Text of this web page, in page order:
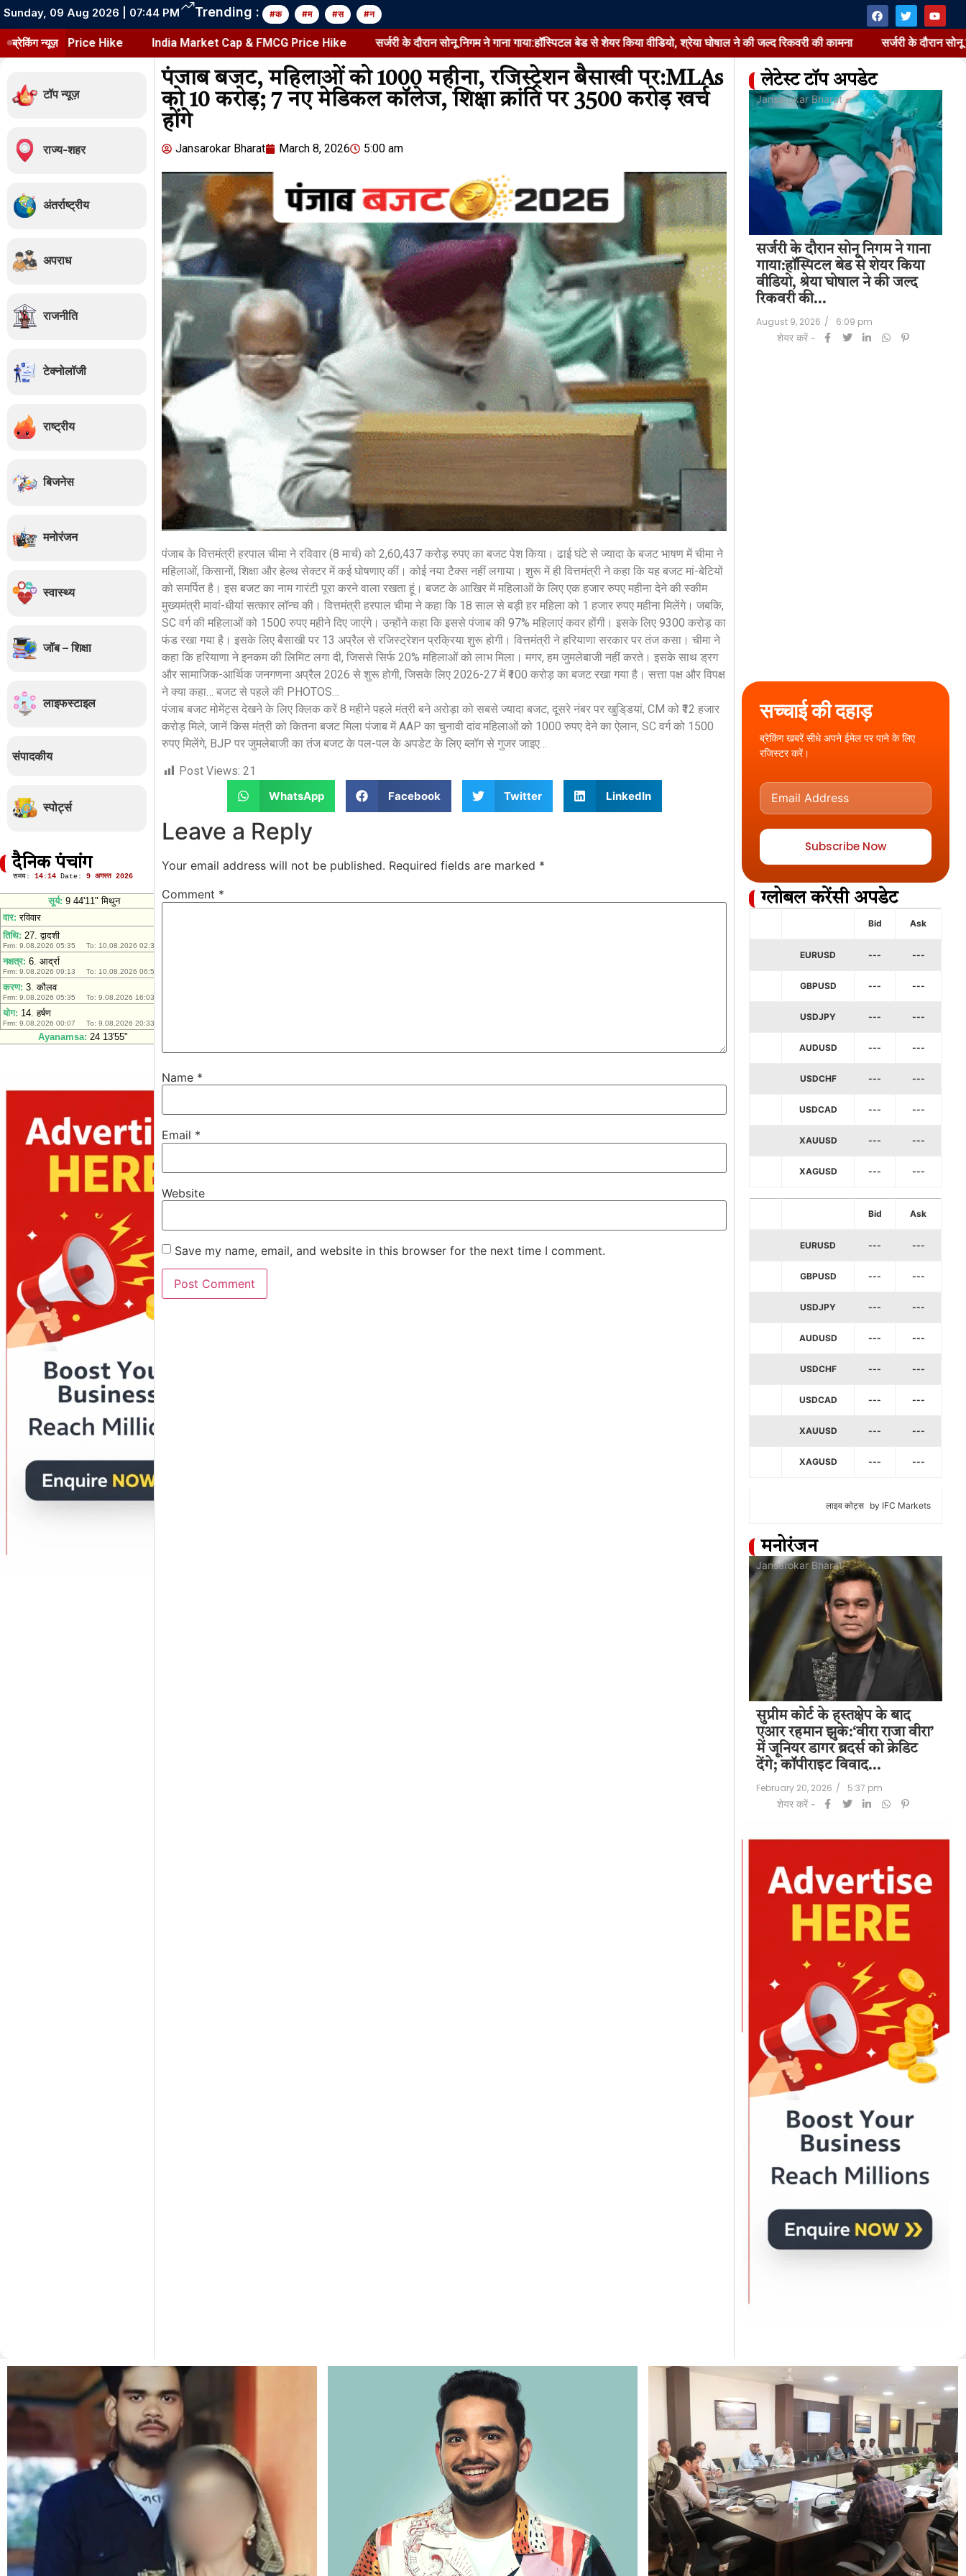
Sunday, 09 Aug 2026 | 07:44 PM Trending : #क #म #स #न
ब्रेकिंग न्यूज़
Price Hike India Market Cap & FMCG Price Hike सर्जरी के दौरान सोनू निगम ने गाना गाया:हॉस्पिटल बेड से शेयर किया वीडियो, श्रेया घोषाल ने की जल्द रिकवरी की कामना सर्जरी के दौरान सोनू निगम ने
टॉप न्यूज़
राज्य-शहर
अंतर्राष्ट्रीय
अपराध
राजनीति
टेक्नोलॉजी
राष्ट्रीय
बिजनेस
मनोरंजन
स्वास्थ्य
जॉब – शिक्षा
लाइफस्टाइल
संपादकीय
स्पोर्ट्स
दैनिक पंचांग
पंजाब बजट, महिलाओं को ₹1000 महीना, रजिस्ट्रेशन बैसाखी पर:MLAs
को ₹10 करोड़; 7 नए मेडिकल कॉलेज, शिक्षा क्रांति पर ₹3500 करोड़ खर्च
होंगे
Jansarokar Bharat March 8, 2026 5:00 am
पंजाब के वित्तमंत्री हरपाल चीमा ने रविवार (8 मार्च) को 2,60,437 करोड़ रुपए का बजट पेश किया। ढाई घंटे से ज्यादा के बजट भाषण में चीमा ने
महिलाओं, किसानों, शिक्षा और हेल्थ सेक्टर में कई घोषणाए कीं। कोई नया टैक्स नहीं लगाया। शुरू में ही वित्तमंत्री ने कहा कि यह बजट मां-बेटियों
को समर्पित है। इस बजट का नाम गारंटी पूरा करने वाला रखता हूं। बजट के आखिर में महिलाओं के लिए एक हजार रुपए महीना देने की स्कीम
मुख्यमंत्री मावां-धीयां सत्कार लॉन्च की। वित्तमंत्री हरपाल चीमा ने कहा कि 18 साल से बड़ी हर महिला को 1 हजार रुपए महीना मिलेंगे। जबकि,
SC वर्ग की महिलाओं को 1500 रुपए महीने दिए जाएंगे। उन्होंने कहा कि इससे पंजाब की 97% महिलाएं कवर होंगी। इसके लिए 9300 करोड़ का
फंड रखा गया है। इसके लिए बैसाखी पर 13 अप्रैल से रजिस्ट्रेशन प्रक्रिया शुरू होगी। वित्तमंंत्री ने हरियाणा सरकार पर तंज कसा। चीमा ने
कहा कि हरियाणा ने इनकम की लिमिट लगा दी, जिससे सिर्फ 20% महिलाओं को लाभ मिला। मगर, हम जुमलेबाजी नहीं करते। इसके साथ ड्रग
और सामाजिक-आर्थिक जनगणना अप्रैल 2026 से शुरू होगी, जिसके लिए 2026-27 में ₹100 करोड़ का बजट रखा गया है। सत्ता पक्ष और विपक्ष
ने क्या कहा… बजट से पहले की PHOTOS…
पंजाब बजट मोमेंट्स देखने के लिए क्लिक करें 8 महीने पहले मंत्री बने अरोड़ा को सबसे ज्यादा बजट, दूसरे नंबर पर खुडि्डयां, CM को ₹12 हजार
करोड़ मिले; जानें किस मंत्री को कितना बजट मिला पंजाब में AAP का चुनावी दांव:महिलाओं को 1000 रुपए देने का ऐलान, SC वर्ग को 1500
रुपए मिलेंगे, BJP पर जुमलेबाजी का तंज बजट के पल-पल के अपडेट के लिए ब्लॉग से गुजर जाइए…
Post Views: 21
WhatsApp
Facebook Twitter LinkedIn
Leave a Reply
Your email address will not be published. Required fields are marked *
Comment *
Name *
Email *
Website
Save my name, email, and website in this browser for the next time I comment.
लेटेस्ट टॉप अपडेट
Jansarokar Bharat
अगस्त के पहले-हफ्ते में FPI ने
₹12,921 करोड़ निवेश किए:जुलाई
में भारतीय बाजार में ₹20,200
करोड़ आए थे, वजह- क्रूड…
August 9, 2026 / 3:03 pm
शेयर करें -
Jansarokar Bharat
India Market Cap & FMCG
Price Hike
August 9, 2026 /
6:33 pm
शेयर करें -
Jansarokar Bharat
सर्जरी के दौरान सोनू निगम ने गाना
गाया:हॉस्पिटल बेड से शेयर किया
वीडियो, श्रेया घोषाल ने की जल्द
रिकवरी की…
August 9, 2026 /
6:09 pm
शेयर करें -
सच्चाई की दहाड़
ब्रेकिंग खबरें सीधे अपने ईमेल पर पाने के लिए
रजिस्टर करें।
Subscribe Now
ग्लोबल करेंसी अपडेट
Bid Ask
EURUSD --- ---
GBPUSD --- ---
USDJPY --- ---
AUDUSD --- ---
USDCHF --- ---
USDCAD --- ---
XAUUSD --- ---
XAGUSD --- ---
Bid Ask
EURUSD --- ---
GBPUSD --- ---
USDJPY --- ---
AUDUSD --- ---
USDCHF --- ---
USDCAD --- ---
XAUUSD --- ---
XAGUSD --- ---
लाइव कोट्स by IFC Markets
मनोरंजन
Jansarokar Bharat
सुप्रीम कोर्ट के हस्तक्षेप के बाद
एआर रहमान झुके:‘वीरा राजा वीरा’
में जूनियर डागर ब्रदर्स को क्रेडिट
देंगे; कॉपीराइट विवाद…
February 20, 2026 /
5:37 pm
शेयर करें -